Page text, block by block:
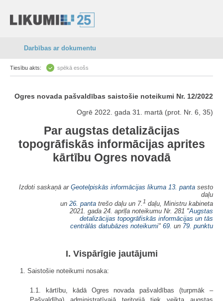
Darbības ar dokumentu
Tiesību akts: spēkā esošs
Ogres novada pašvaldības saistošie noteikumi Nr. 12/2022
Ogrē 2022. gada 31. martā (prot. Nr. 6, 35)
Par augstas detalizācijas
topogrāfiskās informācijas aprites
kārtību Ogres novadā
Izdoti saskaņā ar Ģeotelpiskās informācijas likuma 13. panta sesto
daļu
un 26. panta trešo daļu un 7. 1 daļu, Ministru kabineta
2021. gada 24. aprīļa noteikumu Nr. 281 "Augstas
detalizācijas topogrāfiskās informācijas un tās
centrālās datubāzes noteikumi" 69. un 79. punktu
I. Vispārīgie jautājumi
1. Saistošie noteikumi nosaka:
1.1. kārtību, kādā Ogres novada pašvaldības (turpmāk –